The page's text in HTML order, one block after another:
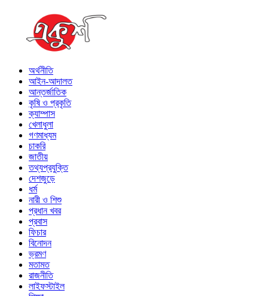
অর্থনীতি
আইন-আদালত
আন্তর্জাতিক
কৃষি ও প্রকৃতি
ক্যাম্পাস
খেলাধুলা
গণমাধ্যম
চাকরি
জাতীয়
তথ্যপ্রযুক্তি
দেশজুড়ে
ধর্ম
নারী ও শিশু
প্রধান খবর
প্রবাস
ফিচার
বিনোদন
ভ্রমণ
মতামত
রাজনীতি
লাইফস্টাইল